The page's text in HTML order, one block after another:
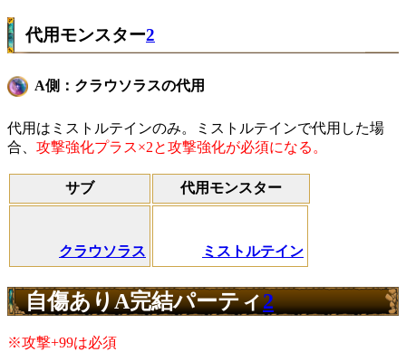
代用モンスター2
A側：クラウソラスの代用
代用はミストルテインのみ。ミストルテインで代用した場
合、 攻撃強化プラス×2と攻撃強化が必須になる。
サブ 代用モンスター
クラウソラス ミストルテイン
自傷ありA完結パーティ2
※攻撃+99は必須